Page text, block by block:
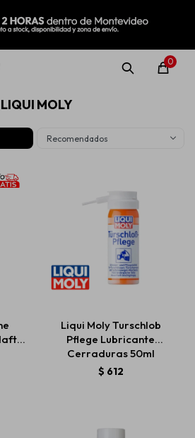
0
LIQUI MOLY
Recomendados
Liqui Moly Turschlob
Pflege Lubricante
Cerraduras 50ml
$ 612
MI CUENTA
Rolling Repuestos